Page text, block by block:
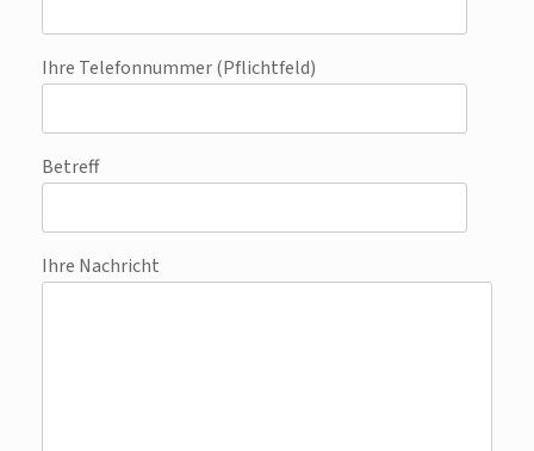
Ihre Telefonnummer (Pflichtfeld)
Betreff
Ihre Nachricht